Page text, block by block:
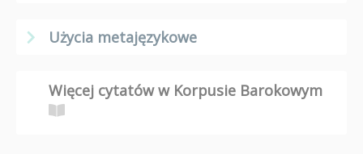
Użycia metajęzykowe
Więcej cytatów w Korpusie Barokowym